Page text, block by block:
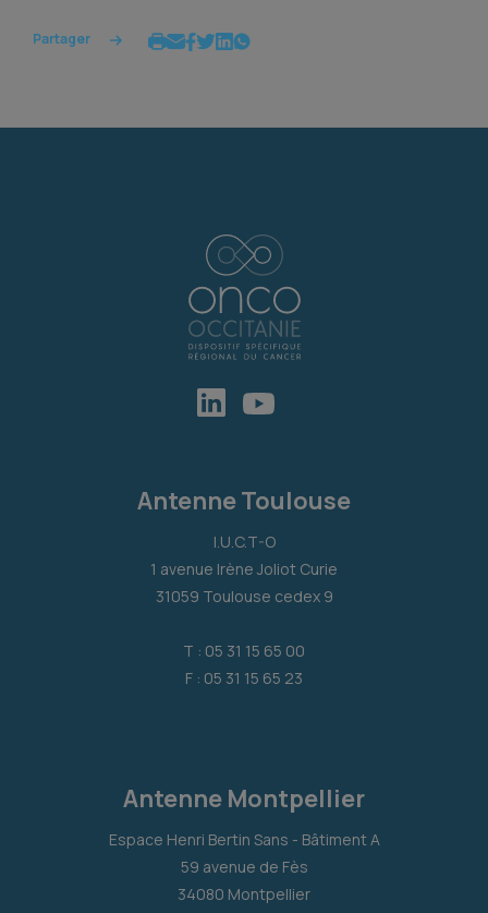
Partager
Antenne Toulouse
I.U.C.T-O
1 avenue Irène Joliot Curie
31059 Toulouse cedex 9
T : 05 31 15 65 00
F : 05 31 15 65 23
Antenne Montpellier
Espace Henri Bertin Sans - Bâtiment A
59 avenue de Fès
34080 Montpellier